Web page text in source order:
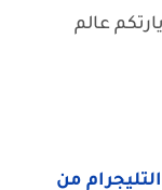
عالم
من